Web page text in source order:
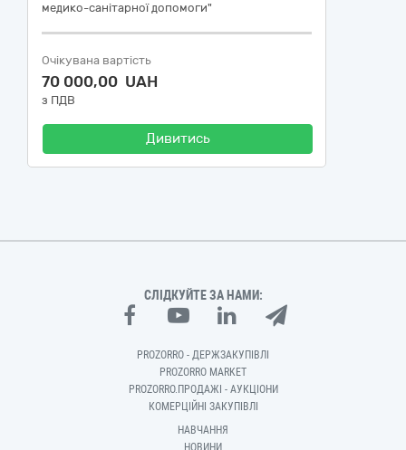
медико-санітарної допомоги"
Очікувана вартість
70 000,00 UAH
з ПДВ
Дивитись
СЛІДКУЙТЕ ЗА НАМИ:
PROZORRO - ДЕРЖЗАКУПІВЛІ
PROZORRO MARKET
PROZORRO.ПРОДАЖІ - АУКЦІОНИ
КОМЕРЦІЙНІ ЗАКУПІВЛІ
НАВЧАННЯ
НОВИНИ